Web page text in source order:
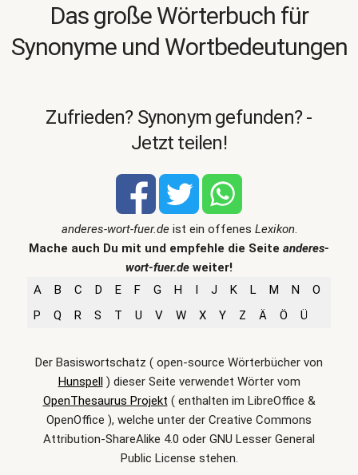
Das große Wörterbuch für
Synonyme und Wortbedeutungen
Zufrieden? Synonym gefunden? -
Jetzt teilen!
anderes-wort-fuer.deist ein offenes Lexikon.
Mache auch Du mit und empfehle die Seite anderes-
wort-fuer.de weiter!
A
B C D E F G H I J K L M N
O
P
Q R S T U V W X Y Z Ä Ö Ü
Der Basiswortschatz ( open-source Wörterbücher von
Hunspell) dieser Seite verwendet Wörter vom
OpenThesaurus Projekt ( enthalten im LibreOffice &
OpenOffice ), welche unter der Creative Commons
Attribution-ShareAlike 4.0 oder GNU Lesser General
Public License stehen.